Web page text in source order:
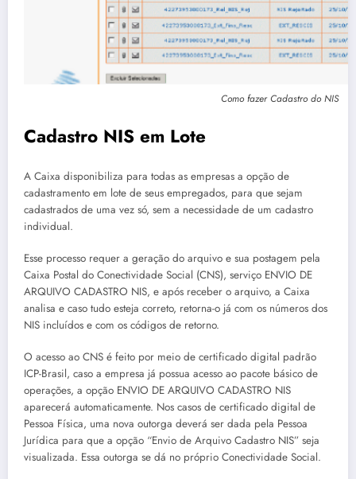
Como fazer Cadastro do NIS
Cadastro NIS em Lote
A Caixa disponibiliza para todas as empresas a opção de
cadastramento em lote de seus empregados, para que sejam
cadastrados de uma vez só, sem a necessidade de um cadastro
individual.
Esse processo requer a geração do arquivo e sua postagem pela
Caixa Postal do Conectividade Social (CNS), serviço ENVIO DE
ARQUIVO CADASTRO NIS, e após receber o arquivo, a Caixa
analisa e caso tudo esteja correto, retorna-o já com os números dos
NIS incluídos e com os códigos de retorno. ​
O acesso ao CNS é feito por meio de certificado digital padrão
ICP-Brasil, caso a empresa já possua acesso ao pacote básico de
operações, a opção ENVIO DE ARQUIVO CADASTRO NIS
aparecerá automaticamente. Nos casos de certificado digital de
Pessoa Física, uma nova outorga deverá ser dada pela Pessoa
Jurídica para que a opção “Envio de Arquivo Cadastro NIS” seja
visualizada. Essa outorga se dá no próprio Conectividade Social.